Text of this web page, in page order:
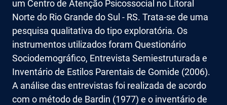
um Centro de Atenção Psicossocial no Litoral
Norte do Rio Grande do Sul - RS. Trata-se de uma
pesquisa qualitativa do tipo exploratória. Os
instrumentos utilizados foram Questionário
Sociodemográfico, Entrevista Semiestruturada e
Inventário de Estilos Parentais de Gomide (2006).
A análise das entrevistas foi realizada de acordo
com o método de Bardin (1977) e o inventário de